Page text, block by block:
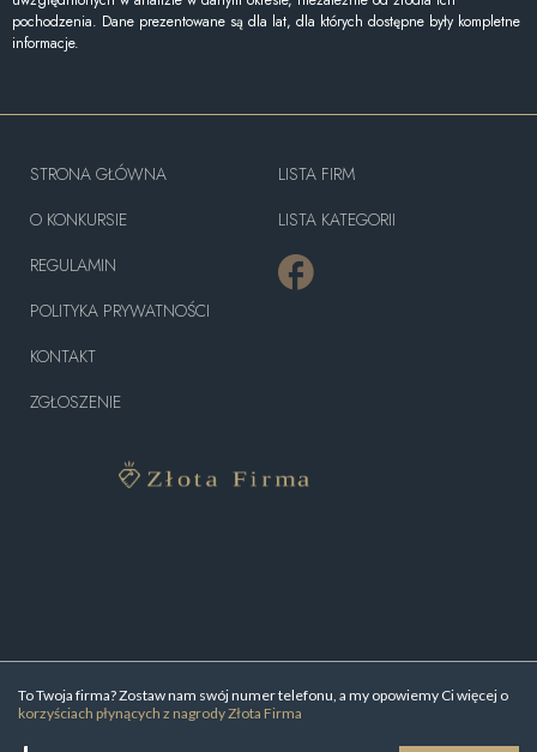
pochodzenia. Dane prezentowane są dla lat, dla których dostępne były kompletne
informacje.
To Twoja firma? Zostaw nam swój numer telefonu, a my opowiemy Ci więcej o
korzyściach płynących z nagrody Złota Firma
STRONA GŁÓWNA
O KONKURSIE
REGULAMIN
POLITYKA PRYWATNOŚCI
KONTAKT
ZGŁOSZENIE
LISTA FIRM
LISTA KATEGORII